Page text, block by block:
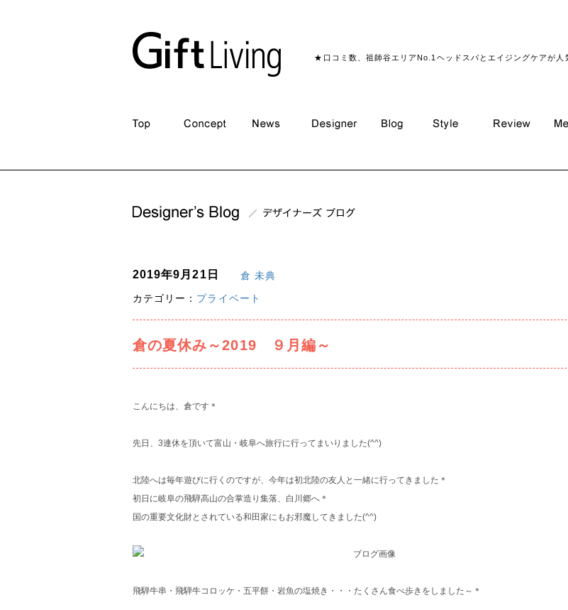
★口コミ数、祖師谷エリアNo.1ヘッドスパとエイジングケアが
2019年9月21日
倉 未典
カテゴリー： プライベート
倉の夏休み～2019 ９月編～
こんにちは、倉です＊
先日、3連休を頂いて富山・岐阜へ旅行に行ってまいりました(^^)
北陸へは毎年遊びに行くのですが、今年は初北陸の友人と一緒に行ってきました＊
初日に岐阜の飛騨高山の合掌造り集落、白川郷へ＊
国の重要文化財とされている和田家にもお邪魔してきました(^^)
飛騨牛串・飛騨牛コロッケ・五平餅・岩魚の塩焼き・・・たくさん食べ歩きをしました～＊